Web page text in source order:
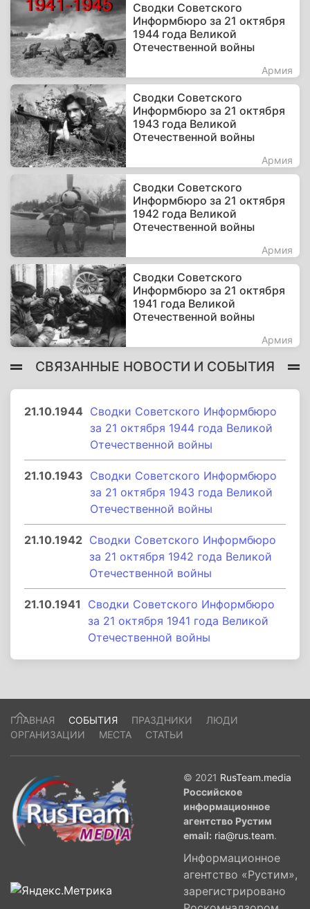
Сводки Советского
Информбюро за 21 октября
1944 года Великой
Отечественной войны
Армия
Сводки Советского
Информбюро за 21 октября
1943 года Великой
Отечественной войны
Армия
Сводки Советского
Информбюро за 21 октября
1942 года Великой
Отечественной войны
Армия
Сводки Советского
Информбюро за 21 октября
1941 года Великой
Отечественной войны
Армия
СВЯЗАННЫЕ НОВОСТИ И СОБЫТИЯ
21.10.1944 Сводки Советского Информбюро
за 21 октября 1944 года Великой
Отечественной войны
21.10.1943 Сводки Советского Информбюро
за 21 октября 1943 года Великой
Отечественной войны
21.10.1942 Сводки Советского Информбюро
за 21 октября 1942 года Великой
Отечественной войны
21.10.1941
Сводки Советского Информбюро
за 21 октября 1941 года Великой
Отечественной войны
ГЛАВНАЯ СОБЫТИЯ ПРАЗДНИКИ
ЛЮДИ
ОРГАНИЗАЦИИ
МЕСТА СТАТЬИ
© 2021 RusTeam.media
Российское
информационное
агентство Рустим
email: ria@rus.team.
Информационное
агентство «Рустим»,
зарегистрировано